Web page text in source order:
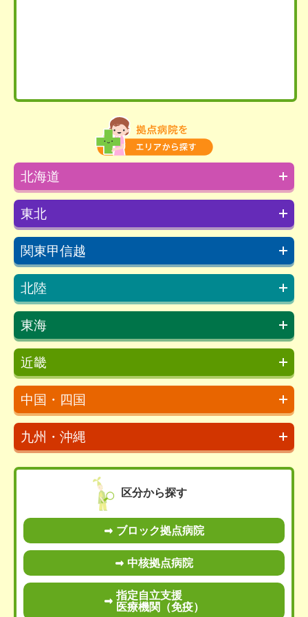
北海道
東北
関東甲信越
北陸
東海
近畿
中国・四国
九州・沖縄
区分から探す
ブロック拠点病院
中核拠点病院
指定自立支援
医療機関（免疫）